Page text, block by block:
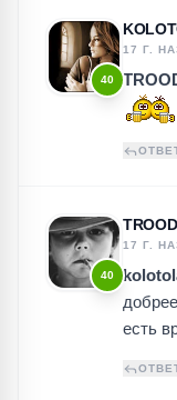
40
17 Г.
40
17 Г.
есть